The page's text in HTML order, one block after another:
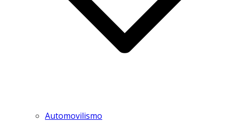
Automovilismo